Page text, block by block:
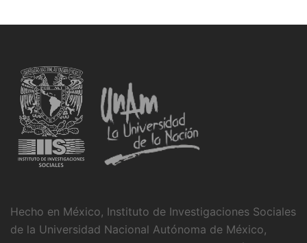
Hecho en México, Instituto de Investigaciones Sociales
de la Universidad Nacional Autónoma de México,